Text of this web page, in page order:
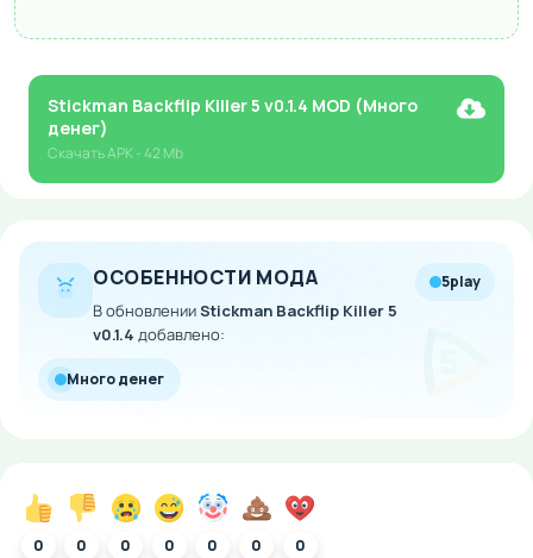
Stickman Backflip Killer 5 v0.1.4 MOD (Много
денег)
СкачатьAPK- 42 Mb
ОСОБЕННОСТИ МОДА
В обновленииStickman Backflip Killer 5
v0.1.4 добавлено:
5play
Много денег
0 0 0 0 0 0 0